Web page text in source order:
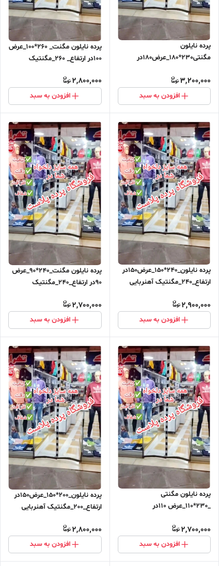
پرده نایلون
مگنتی230*180_عرض180در
مغناطیسی ارسال رایگان
3,200,000
افزودن به سبد
پرده نایلون مگنت_ 260*100_عرض
100در ارتفاع_ 260_مگنتیک
2,800,000
افزودن به سبد
پرده نایلون_240*150_عرض150در
ارتفاع_240_مگنتیک آهنربایی
2,900,000
افزودن به سبد
پرده نایلون مگنت_240*90_عرض
90در ارتفاع_240_مگنتیک
2,700,000
افزودن به سبد
پرده نایلون مگنتی
_230*110_عرض 110در
مغناطیسی ارسال رایگان
2,700,000
افزودن به سبد
پرده نایلون_200*150_عرض150در
ارتفاع_200_مگنتیک آهنربایی
2,800,000
افزودن به سبد